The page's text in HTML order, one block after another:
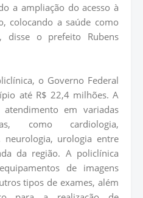
a ampliação do acesso à
colocando a saúde como
disse o prefeito Rubens
o Governo Federal
até R$ 22,4 milhões. A
em variadas
como cardiologia,
neurologia, urologia entre
da região. A policlínica
de imagens
tipos de exames, além